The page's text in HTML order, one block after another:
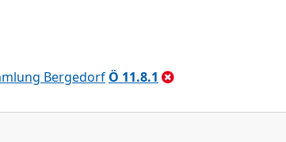
Bergedorf Ö 11.8.1